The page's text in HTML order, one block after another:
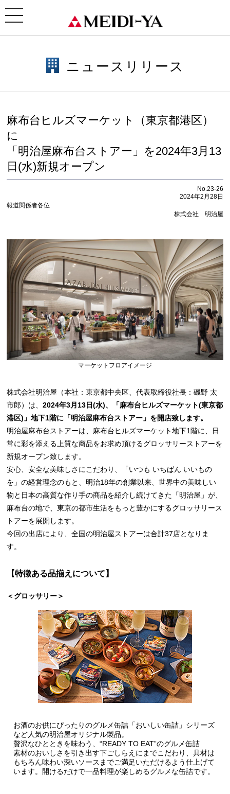
toggle
navigation
を2024年3月13日(水)新規オープン
ニュースリリース
麻布台ヒルズマーケット（東京都港区）
に
「明治屋麻布台ストアー」を2024年3月13
日(水)新規オープン
No.23-26
2024年2月28日
報道関係者各位
株式会社 明治屋
マーケットフロアイメージ
株式会社明治屋（本社：東京都中央区、代表取締役社長：磯野 太
市郎）は、2024年3月13日(水)、「麻布台ヒルズマーケット(東京都
港区)」地下1階に「明治屋麻布台ストアー」を開店致します。
明治屋麻布台ストアーは、麻布台ヒルズマーケット地下1階に、日
常に彩を添える上質な商品をお求め頂けるグロッサリーストアーを
新規オープン致します。
安心、安全な美味しさにこだわり、「いつも いちばん いいもの
を」の経営理念のもと、明治18年の創業以来、世界中の美味しい
物と日本の高質な作り手の商品を紹介し続けてきた「明治屋」が、
麻布台の地で、東京の都市生活をもっと豊かにするグロッサリース
トアーを展開します。
今回の出店により、全国の明治屋ストアーは合計37店となりま
す。
【特徴ある品揃えについて】
＜グロッサリー＞
お酒のお供にぴったりのグルメ缶詰「おいしい缶詰」 シリーズ
など人気の明治屋オリジナル製品。
贅沢なひとときを味わう、“READY TO EAT”のグルメ缶詰
素材のおいしさを引き出す下ごしらえにまでこだわり、具材は
もちろん味わい深いソースまでご満足いただけるよう仕上げて
います。開けるだけで一品料理が楽しめるグルメな缶詰です。